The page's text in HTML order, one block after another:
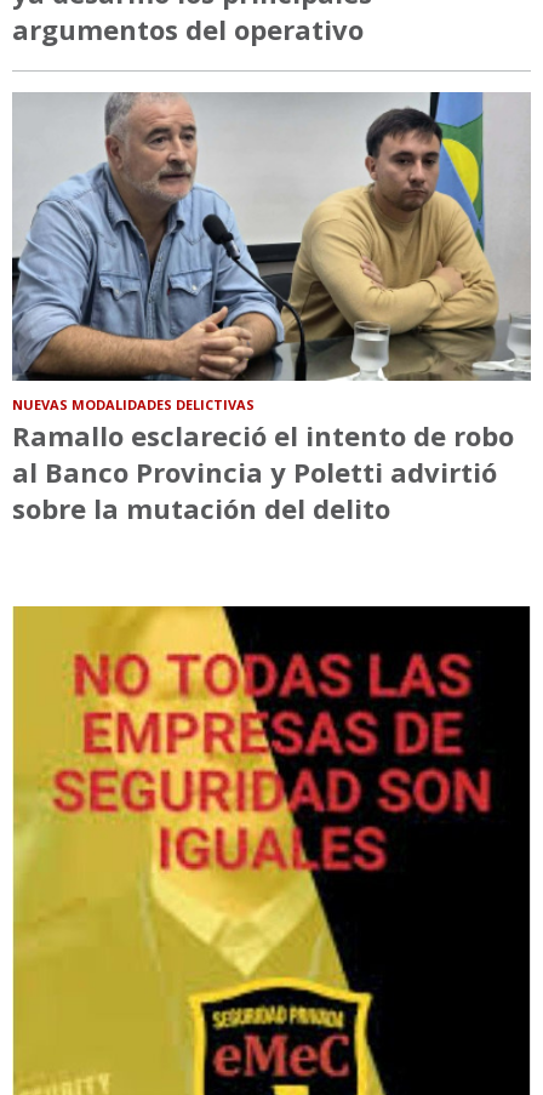
argumentos del operativo
NUEVAS MODALIDADES DELICTIVAS
Ramallo esclareció el intento de robo
al Banco Provincia y Poletti advirtió
sobre la mutación del delito